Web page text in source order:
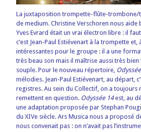
La juxtaposition trompette-flûte-trombone/
de medium. Christine Verschoren nous
Yves Evrard était un vrai électron libre : il
c’est Jean-Paul Estiévenart à la trompette
intéressantes pour le groupe : il a une
très beau son mais il maîtrise aussi très
souple. Pour le nouveau répertoire,
mélodies. Jean-Paul Estiévenart, au départ,
registres. Au sein du Collectif, on a toujours
remettent en question. Odyssée 14est, au
une adaptation proposée par Stephan
du XIVe siècle. Ars Musica nous a proposé
nous convenait pas : on n’avait pas